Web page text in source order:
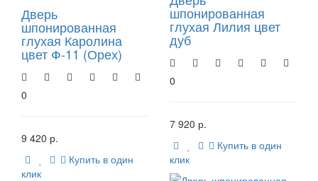
Дверь
шпонированная
глухая Каролина
цвет Ф-11 (Орех)
0
9 420 р.
Купить в один
клик
шпонированная
глухая Лилия цвет
дуб
0
7 920 р.
Купить в один
клик